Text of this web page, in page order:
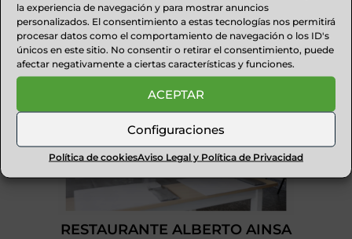
la experiencia de navegación y para mostrar anuncios
personalizados. El consentimiento a estas tecnologías nos permitirá
procesar datos como el comportamiento de navegación o los ID's
únicos en este sitio. No consentir o retirar el consentimiento, puede
afectar negativamente a ciertas características y funciones.
ACEPTAR
Configuraciones
Política de cookiesAviso Legal y Política de Privacidad
RESTAURANTE ALBERTO AINSA